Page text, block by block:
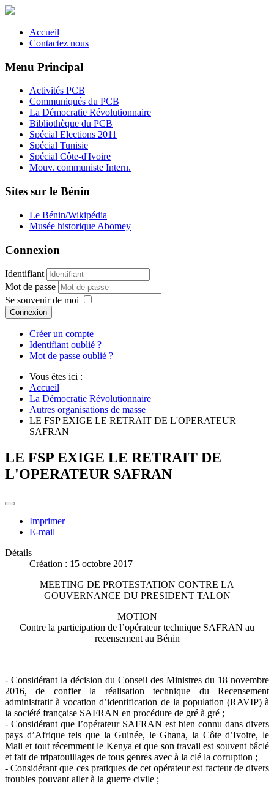
Accueil
Contactez nous
Menu Principal
Activités PCB
Communiqués du PCB
La Démocratie Révolutionnaire
Bibliothèque du PCB
Spécial Elections 2011
Spécial Tunisie
Spécial Côte-d'Ivoire
Mouv. communiste Intern.
Sites sur le Bénin
Le Bénin/Wikipédia
Musée historique Abomey
Connexion
Identifiant
Mot de passe
Se souvenir de moi
Connexion
Créer un compte
Identifiant oublié ?
Mot de passe oublié ?
Vous êtes ici :
Accueil
La Démocratie Révolutionnaire
Autres organisations de masse
LE FSP EXIGE LE RETRAIT DE L'OPERATEUR
SAFRAN
LE FSP EXIGE LE RETRAIT DE
L'OPERATEUR SAFRAN
Imprimer
E-mail
Détails
Création : 15 octobre 2017
MEETING DE PROTESTATION CONTRE LA
GOUVERNANCE DU PRESIDENT TALON
MOTION
Contre la participation de l’opérateur technique SAFRAN au
recensement au Bénin
- Considérant la décision du Conseil des Ministres du 18 novembre
2016, de confier la réalisation technique du Recensement
administratif à vocation d’identification de la population (RAVIP) à
la société française SAFRAN en procédure de gré à gré ;
- Considérant que l’opérateur SAFRAN est bien connu dans divers
pays d’Afrique tels que la Guinée, le Ghana, la Côte d’Ivoire, le
Mali et tout récemment le Kenya et que son travail est souvent bâclé
et fait de tripatouillages de tous genres avec à la clé la corruption ;
- Considérant que ces pratiques de cet opérateur est facteur de divers
troubles pouvant aller à la guerre civile ;